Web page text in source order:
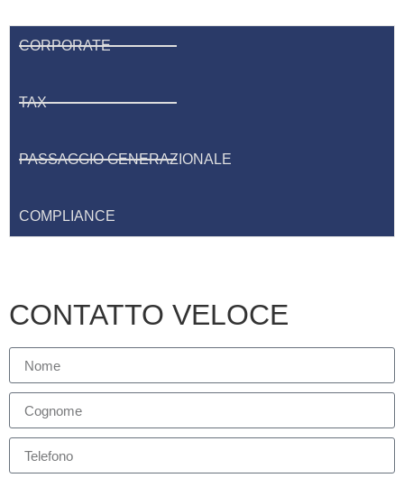
CORPORATE
TAX
PASSAGGIO GENERAZIONALE
COMPLIANCE
CONTATTO VELOCE